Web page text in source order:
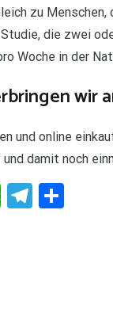
zu
die zwei
Woche in der
wir
und online
damit noch
WhatsApp